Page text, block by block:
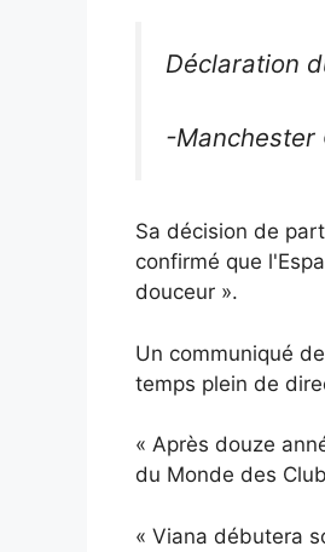
Déclaration
-Manchester
Sa décision de
confirmé que
douceur ».
Un communiqué
temps plein de
« Après douze
du Monde des
« Viana débutera